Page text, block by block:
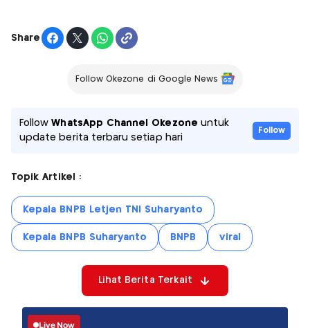
Share
Follow Okezone di Google News
FollowWhatsApp Channel Okezone untuk
update berita terbaru setiap hari
Follow
Topik Artikel :
Kepala BNPB Letjen TNI Suharyanto
Kepala BNPB Suharyanto BNPB viral
Lihat Berita Terkait
Live Now